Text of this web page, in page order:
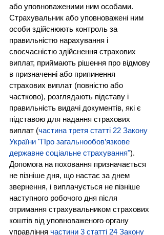
або уповноваженими ним особами.
Страхувальник або уповноважені ним
особи здійснюють контроль за
правильністю нарахування і
своєчасністю здійснення страхових
виплат, приймають рішення про відмову
в призначенні або припинення
страхових виплат (повністю або
частково), розглядають підставу і
правильність видачі документів, які є
підставою для надання страхових
виплат (частина третя статті 22 Закону
України "Про загальнообов’язкове
державне соціальне страхування").
Допомога на поховання призначається
не пізніше дня, що настає за днем
звернення, і виплачується не пізніше
наступного робочого дня після
отримання страхувальником страхових
коштів від уповноваженого органу
управління частини 3 статті 24 Закону